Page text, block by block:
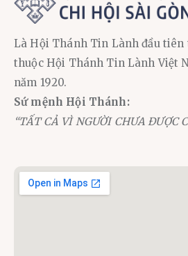
Là Hội Thánh Tin Lành đầu tiên
thuộc Hội Thánh Tin Lành Việt
năm 1920.
Sứ mệnh Hội Thánh:
“TẤT CẢ VÌ NGƯỜI CHƯA ĐƯỢC